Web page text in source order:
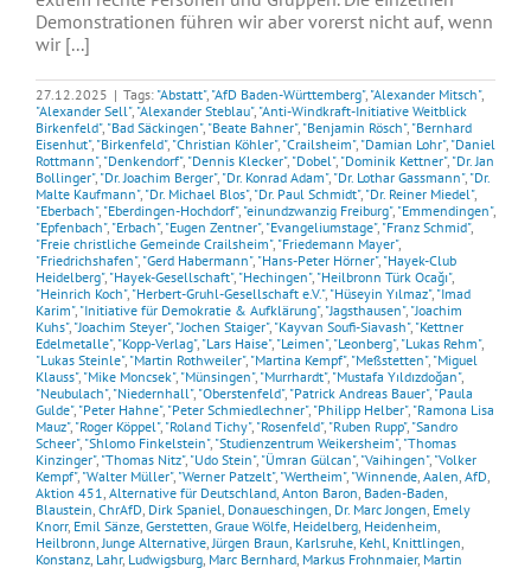
Demonstrationen führen wir aber vorerst nicht auf, wenn
wir [...]
27.12.2025 | Tags: "Abstatt", "AfD Baden-Württemberg", "Alexander Mitsch",
"Alexander Sell", "Alexander Steblau", "Anti-Windkraft-Initiative Weitblick
Birkenfeld", "Bad Säckingen", "Beate Bahner", "Benjamin Rösch", "Bernhard
Eisenhut", "Birkenfeld", "Christian Köhler", "Crailsheim", "Damian Lohr", "Daniel
Rottmann", "Denkendorf", "Dennis Klecker", "Dobel", "Dominik Kettner", "Dr. Jan
Bollinger", "Dr. Joachim Berger", "Dr. Konrad Adam", "Dr. Lothar Gassmann", "Dr.
Malte Kaufmann", "Dr. Michael Blos", "Dr. Paul Schmidt", "Dr. Reiner Miedel",
"Eberbach", "Eberdingen-Hochdorf", "einundzwanzig Freiburg", "Emmendingen",
"Epfenbach", "Erbach", "Eugen Zentner", "Evangeliumstage", "Franz Schmid",
"Freie christliche Gemeinde Crailsheim", "Friedemann Mayer",
"Friedrichshafen", "Gerd Habermann", "Hans-Peter Hörner", "Hayek-Club
Heidelberg", "Hayek-Gesellschaft", "Hechingen", "Heilbronn Türk Ocağı",
"Heinrich Koch", "Herbert-Gruhl-Gesellschaft e.V.", "Hüseyin Yılmaz", "Imad
Karim", "Initiative für Demokratie & Aufklärung", "Jagsthausen", "Joachim
Kuhs", "Joachim Steyer", "Jochen Staiger", "Kayvan Soufi-Siavash", "Kettner
Edelmetalle", "Kopp-Verlag", "Lars Haise", "Leimen", "Leonberg", "Lukas Rehm",
"Lukas Steinle", "Martin Rothweiler", "Martina Kempf", "Meßstetten", "Miguel
Klauss", "Mike Moncsek", "Münsingen", "Murrhardt", "Mustafa Yıldızdoğan",
"Neubulach", "Niedernhall", "Oberstenfeld", "Patrick Andreas Bauer", "Paula
Gulde", "Peter Hahne", "Peter Schmiedlechner", "Philipp Helber", "Ramona Lisa
Mauz", "Roger Köppel", "Roland Tichy", "Rosenfeld", "Ruben Rupp", "Sandro
Scheer", "Shlomo Finkelstein", "Studienzentrum Weikersheim", "Thomas
Kinzinger", "Thomas Nitz", "Udo Stein", "Ümran Gülcan", "Vaihingen", "Volker
Kempf", "Walter Müller", "Werner Patzelt", "Wertheim", "Winnende Aalen AfD
Aktion 451 Alternative für Deutschland Anton Baron Baden-Baden
Blaustein ChrAfD Dirk Spaniel Donaueschingen Dr. Marc Jongen Emely
Knorr, Emil Sänze Gerstetten Graue Wölfe Heidelberg Heidenheim
Heilbronn Junge Alternative Jürgen Braun Karlsruhe Kehl Knittlingen
Konstanz Lahr, Ludwigsburg Marc Bernhard Markus Frohnmaier, Martin